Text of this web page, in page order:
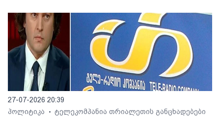
27-07-2026 20:39
პოლიტიკა
• ტელეკომპანია თრიალეთის განცხადებები